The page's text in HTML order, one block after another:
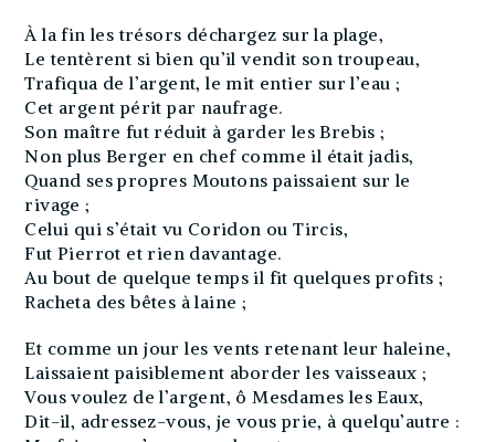
À la fin les trésors déchargez sur la plage,
Le tentèrent si bien qu’il vendit son troupeau,
Trafiqua de l’argent, le mit entier sur l’eau ;
Cet argent périt par naufrage.
Son maître fut réduit à garder les Brebis ;
Non plus Berger en chef comme il était jadis,
Quand ses propres Moutons paissaient sur le
rivage ;
Celui qui s’était vu Coridon ou Tircis,
Fut Pierrot et rien davantage.
Au bout de quelque temps il fit quelques profits ;
Racheta des bêtes à laine ;
Et comme un jour les vents retenant leur haleine,
Laissaient paisiblement aborder les vaisseaux ;
Vous voulez de l’argent, ô Mesdames les Eaux,
Dit-il, adressez-vous, je vous prie, à quelqu’autre :